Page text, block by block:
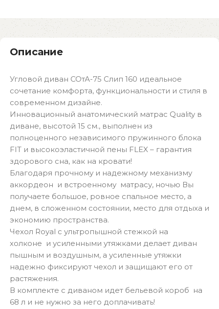
Описание
Угловой диван СОтА-75 Слип 160 идеальное
сочетание комфорта, функциональности и стиля в
современном дизайне.
Инновационный анатомический матрас Quality в
диване, высотой 15 см., выполнен из
полноценного независимого пружинного блока
FIT и высокоэластичной пены FLEX – гарантия
здорового сна, как на кровати!
Благодаря прочному и надежному механизму
аккордеон и встроенному матрасу, ночью Вы
получаете большое, ровное спальное место, а
днем, в сложенном состоянии, место для отдыха и
экономию пространства.
Чехол Royal с ультропышной стежкой на
холконе и усиленными утяжками делает диван
пышным и воздушным, а усиленные утяжки
надежно фиксируют чехол и защищают его от
растяжения.
В комплекте с диваном идет бельевой короб на
68 л и не нужно за него доплачивать!